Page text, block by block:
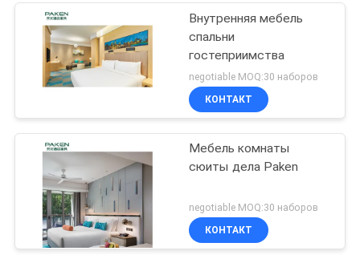
Внутренняя мебель
спальни
гостеприимства
negotiable MOQ:30 наборов
КОНТАКТ
Мебель комнаты
сюиты дела Paken
negotiable MOQ:30 наборов
КОНТАКТ